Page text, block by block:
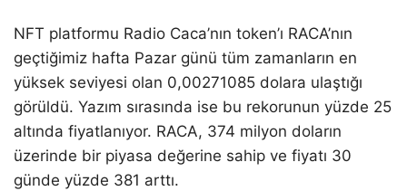
NFT platformu Radio Caca’nın token’ı RACA’nın
geçtiğimiz hafta Pazar günü tüm zamanların en
yüksek seviyesi olan 0,00271085 dolara ulaştığı
görüldü. Yazım sırasında ise bu rekorunun yüzde 25
altında fiyatlanıyor. RACA, 374 milyon doların
üzerinde bir piyasa değerine sahip ve fiyatı 30
günde yüzde 381 arttı.